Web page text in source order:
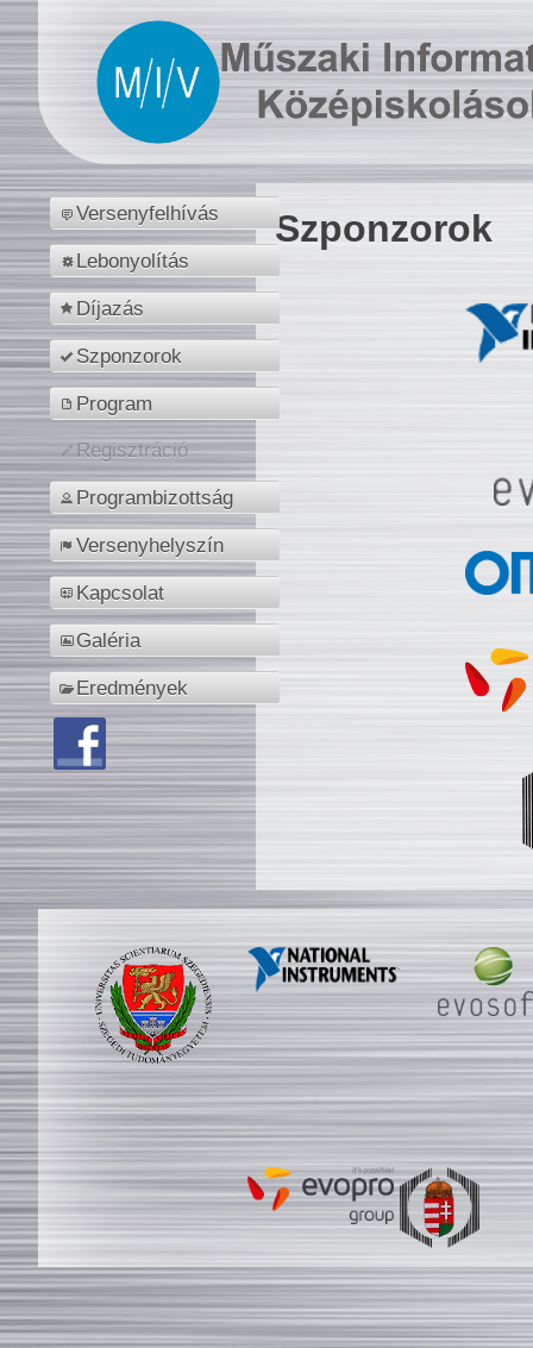
Versenyfelhívás
Lebonyolítás
Díjazás
Szponzorok
Program
Regisztráció
Programbizottság
Versenyhelyszín
Kapcsolat
Galéria
Eredmények
Szponzorok